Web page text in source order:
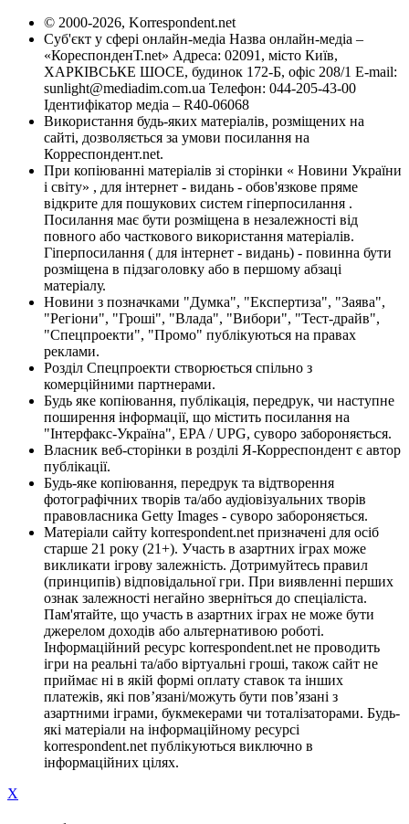
© 2000-2026, Korrespondent.net
Суб'єкт у сфері онлайн-медіа Назва онлайн-медіа –
«КореспонденТ.net» Адреса: 02091, місто Київ,
ХАРКІВСЬКЕ ШОСЕ, будинок 172-Б, офіс 208/1 E-mail:
sunlight@mediadim.com.ua Телефон: 044-205-43-00
Ідентифікатор медіа – R40-06068
Використання будь-яких матеріалів, розміщених на
сайті, дозволяється за умови посилання на
Корреспондент.net.
При копіюванні матеріалів зі сторінки « Новини України
і світу» , для інтернет - видань - обов'язкове пряме
відкрите для пошукових систем гіперпосилання .
Посилання має бути розміщена в незалежності від
повного або часткового використання матеріалів.
Гіперпосилання ( для інтернет - видань) - повинна бути
розміщена в підзаголовку або в першому абзаці
матеріалу.
Новини з позначками "Думка", "Експертиза", "Заява",
"Регіони", "Гроші", "Влада", "Вибори", "Тест-драйв",
"Спецпроекти", "Промо" публікуються на правах
реклами.
Розділ Спецпроекти створюється спільно з
комерційними партнерами.
Будь яке копіювання, публікація, передрук, чи наступне
поширення інформації, що містить посилання на
"Інтерфакс-Україна", EPA / UPG, суворо забороняється.
Власник веб-сторінки в розділі Я-Корреспондент є автор
публікації.
Будь-яке копіювання, передрук та відтворення
фотографічних творів та/або аудіовізуальних творів
правовласника Getty Images - суворо забороняється.
Матеріали сайту korrespondent.net призначені для осіб
старше 21 року (21+). Участь в азартних іграх може
викликати ігрову залежність. Дотримуйтесь правил
(принципів) відповідальної гри. При виявленні перших
ознак залежності негайно зверніться до спеціаліста.
Пам'ятайте, що участь в азартних іграх не може бути
джерелом доходів або альтернативою роботі.
Інформаційний ресурс korrespondent.net не проводить
ігри на реальні та/або віртуальні гроші, також сайт не
приймає ні в якій формі оплату ставок та інших
платежів, які пов’язані/можуть бути пов’язані з
азартними іграми, букмекерами чи тоталізаторами. Будь-
які матеріали на інформаційному ресурсі
korrespondent.net публікуються виключно в
інформаційних цілях.
X